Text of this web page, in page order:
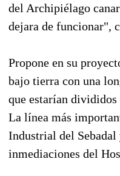
del Archipiélago
dejara de funcionar",
Propone en su
bajo tierra con una
que estarían
La línea más
Industrial del
inmediaciones del